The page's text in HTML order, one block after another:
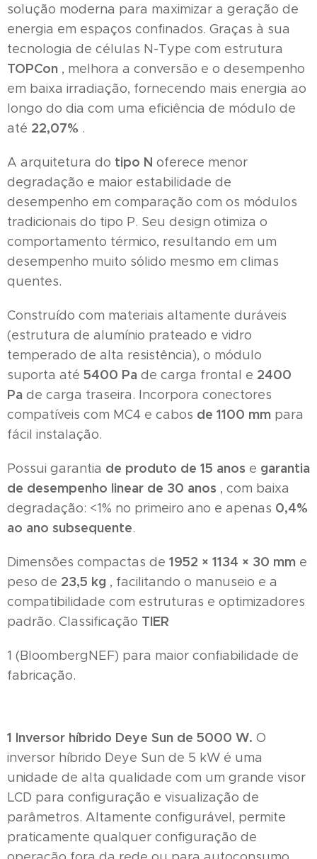
solução moderna para maximizar a geração de
energia em espaços confinados. Graças à sua
tecnologia de células N-Type com estrutura
TOPCon , melhora a conversão e o desempenho
em baixa irradiação, fornecendo mais energia ao
longo do dia com uma eficiência de módulo de
até 22,07% .
A arquitetura do tipo N oferece menor
degradação e maior estabilidade de
desempenho em comparação com os módulos
tradicionais do tipo P. Seu design otimiza o
comportamento térmico, resultando em um
desempenho muito sólido mesmo em climas
quentes.
Construído com materiais altamente duráveis ​​
(estrutura de alumínio prateado e vidro
temperado de alta resistência), o módulo
suporta até 5400 Pa de carga frontal e 2400
Pa de carga traseira. Incorpora conectores
compatíveis com MC4 e cabos de 1100 mm para
fácil instalação.
Possui garantia de produto de 15 anos e garantia
de desempenho linear de 30 anos , com baixa
degradação: <1% no primeiro ano e apenas 0,4%
ao ano subsequente.
Dimensões compactas de 1952 × 1134 × 30 mm e
peso de 23,5 kg , facilitando o manuseio e a
compatibilidade com estruturas e optimizadores
padrão. Classificação TIER
1 (BloombergNEF) para maior confiabilidade de
fabricação.
1 Inversor híbrido Deye Sun de 5000 W. O
inversor híbrido Deye Sun de 5 kW é uma
unidade de alta qualidade com um grande visor
LCD para configuração e visualização de
parâmetros. Altamente configurável, permite
praticamente qualquer configuração de